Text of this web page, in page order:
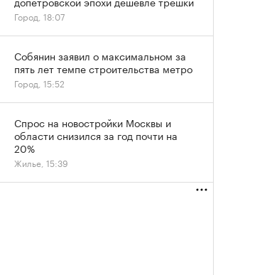
Город, 18:07
Собянин заявил о максимальном за
пять лет темпе строительства метро
Город, 15:52
Спрос на новостройки Москвы и
области снизился за год почти на
20%
Жилье, 15:39